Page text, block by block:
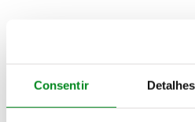
Consentir Detalhes
vai revelar pela
SUV EcoSport
(na foto), pickup
Editione oTourneo Custom.
exibirá a diversidade da sua